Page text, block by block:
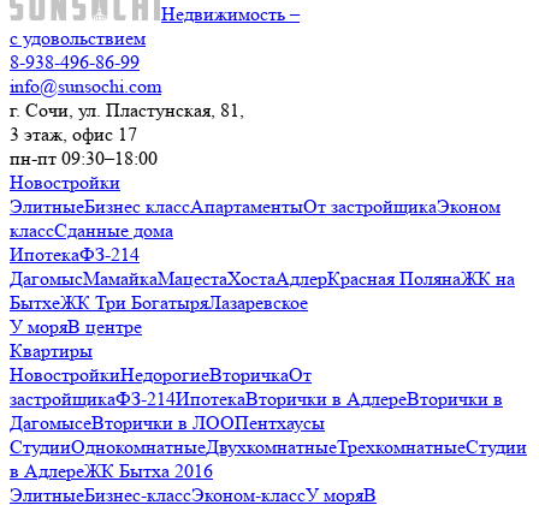
Недвижимость –
с удовольствием
8-938-496-86-99
info@sunsochi.com
г. Сочи, ул. Пластунская, 81,
3 этаж, офис 17
пн-пт 09:30–18:00
Новостройки
ЭлитныеБизнес классАпартаментыОт застройщикаЭконом
классСданные дома
ИпотекаФЗ-214
ДагомысМамайкаМацестаХостаАдлерКрасная ПолянаЖК на
БытхеЖК Три БогатыряЛазаревское
У моряВ центре
Квартиры
НовостройкиНедорогиеВторичкаОт
застройщикаФЗ-214ИпотекаВторички в АдлереВторички в
ДагомысеВторички в ЛООПентхаусы
СтудииОднокомнатныеДвухкомнатныеТрехкомнатныеСтудии
в АдлереЖК Бытха 2016
ЭлитныеБизнес-классЭконом-классУ моряВ